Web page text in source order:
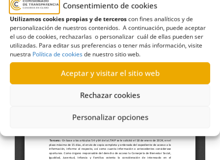
Consentimiento de cookies
Utilizamos cookies propias y de terceroscon fines analíticos y de
personalización de nuestros contenidos. A continuación, puede aceptar
el uso de cookies, rechazarlas o personalizar cuál de ellas pueden ser
utilizadas. Para editar sus preferencias o tener más información, visite
nuestra Política de cookiesde nuestro sitio web.
Aceptar y visitar el sitio web
Rechazar cookies
Personalizar opciones